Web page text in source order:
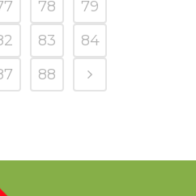
78
79
83
84
88